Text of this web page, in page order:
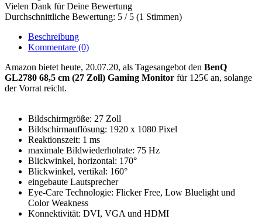
Vielen Dank für Deine Bewertung
Durchschnittliche Bewertung: 5 / 5 (1 Stimmen)
Beschreibung
Kommentare (0)
Amazon bietet heute, 20.07.20, als Tagesangebot den BenQ
GL2780 68,5 cm (27 Zoll) Gaming Monitor für 125€ an, solange
der Vorrat reicht.
Bildschirmgröße: 27 Zoll
Bildschirmauflösung: 1920 x 1080 Pixel
Reaktionszeit: 1 ms
maximale Bildwiederholrate: 75 Hz
Blickwinkel, horizontal: 170°
Blickwinkel, vertikal: 160°
eingebaute Lautsprecher
Eye-Care Technologie: Flicker Free, Low Bluelight und
Color Weakness
Konnektivität: DVI, VGA und HDMI